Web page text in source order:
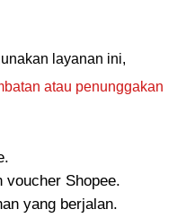
layanan ini,
atau penunggakan
voucher Shopee.
yang berjalan.